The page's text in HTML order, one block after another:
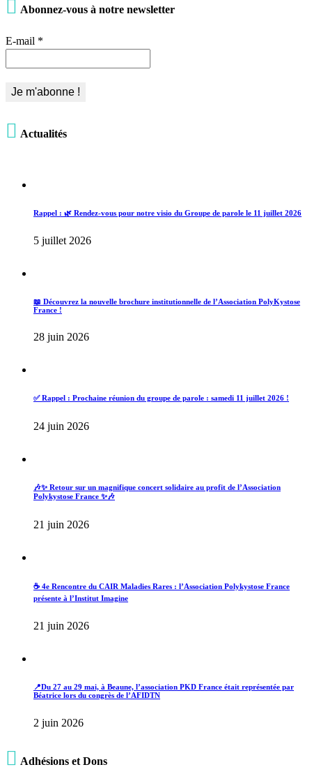
 Abonnez-vous à notre newsletter
E-mail *
 Actualités
Rappel : 🌿 Rendez-vous pour notre visio du Groupe de parole le 11 juillet 2026
5 juillet 2026
📖 Découvrez la nouvelle brochure institutionnelle de l’Association PolyKystose
France !
28 juin 2026
✅ Rappel : Prochaine réunion du groupe de parole : samedi 11 juillet 2026 !
24 juin 2026
🎶✨ Retour sur un magnifique concert solidaire au profit de l’Association
Polykystose France ✨🎶
21 juin 2026
☕ 4e Rencontre du CAIR Maladies Rares : l’Association Polykystose France
présente à l’Institut Imagine
21 juin 2026
📍Du 27 au 29 mai, à Beaune, l’association PKD France était représentée par
Béatrice lors du congrès de l’AFIDTN
2 juin 2026
 Adhésions et Dons